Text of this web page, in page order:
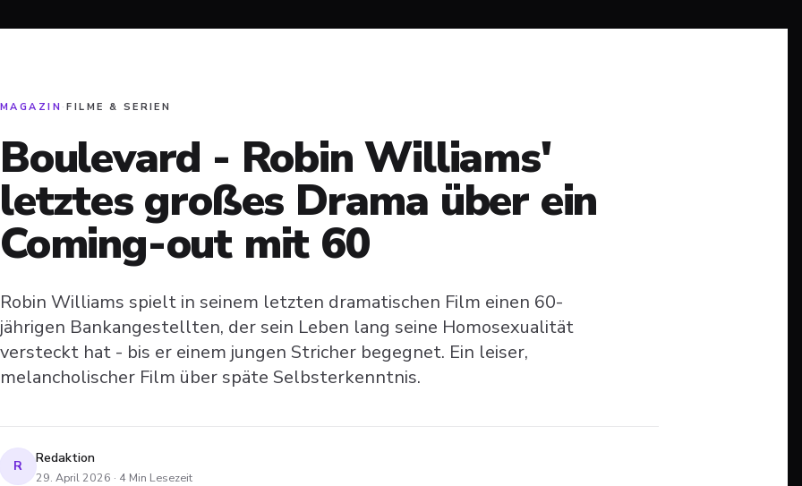
MAGAZIN ·FILME & SERIEN
Boulevard - Robin Williams'
letztes großes Drama über ein
Coming-out mit 60
Robin Williams spielt in seinem letzten dramatischen Film einen 60-
jährigen Bankangestellten, der sein Leben lang seine Homosexualität
versteckt hat - bis er einem jungen Stricher begegnet. Ein leiser,
melancholischer Film über späte Selbsterkenntnis.
R Redaktion
29. April 2026 · 4 Min Lesezeit